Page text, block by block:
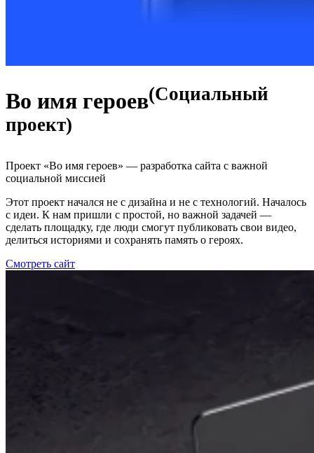
Во имя героев(Социальный
проект)
Проект «Во имя героев» — разработка сайта с важной
социальной миссией
Этот проект начался не с дизайна и не с технологий. Началось
с идеи. К нам пришли с простой, но важной задачей —
сделать площадку, где люди смогут публиковать свои видео,
делиться историями и сохранять память о героях.
Смотреть сайт